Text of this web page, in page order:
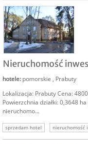
Nieruchomość
hotele: pomorskie , Prabuty
Lokalizacja: Prabuty Cena:
Powierzchnia działki: 0,3648
nieruchomo...
sprzedam hotel nieruchomość
inwestycja w hotel
inwestycja